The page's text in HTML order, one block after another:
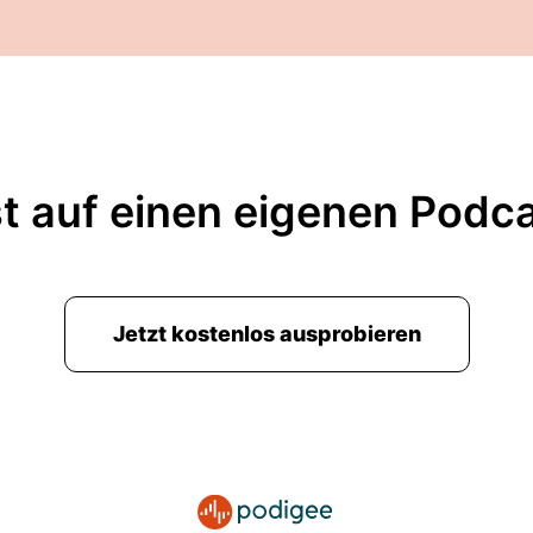
auf einen eigenen
Jetzt kostenlos ausprobieren